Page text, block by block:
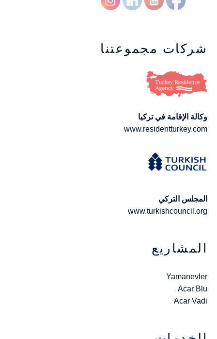
شركات مجموعتنا
وكالة الإقامة في تركيا
www.residentturkey.com
المجلس التركي
www.turkishcouncil.org
المشاريع
Yamanevler
Acar Blu
Acar Vadi